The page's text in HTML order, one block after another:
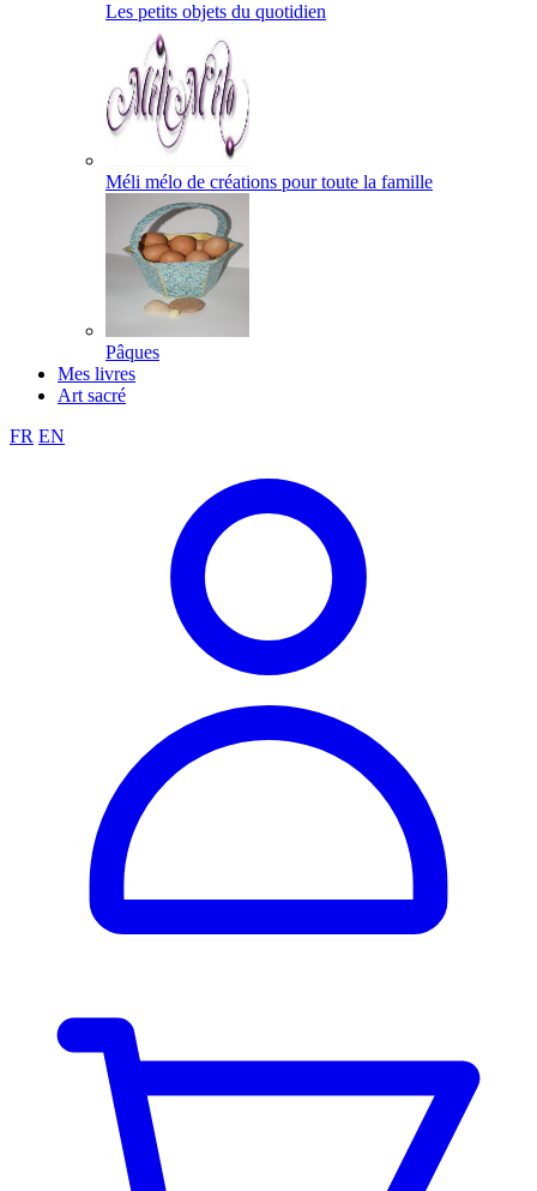
Les petits objets du quotidien
Méli mélo de créations pour toute la famille
Pâques
Mes livres
Art sacré
FR EN